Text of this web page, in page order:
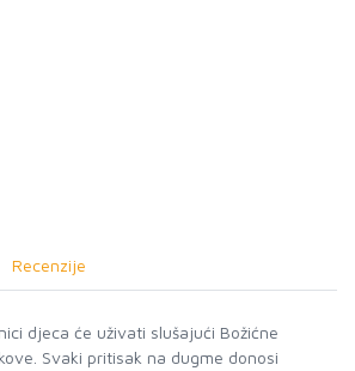
Recenzije
djeca će uživati slušajući Božićne
Svaki pritisak na dugme donosi